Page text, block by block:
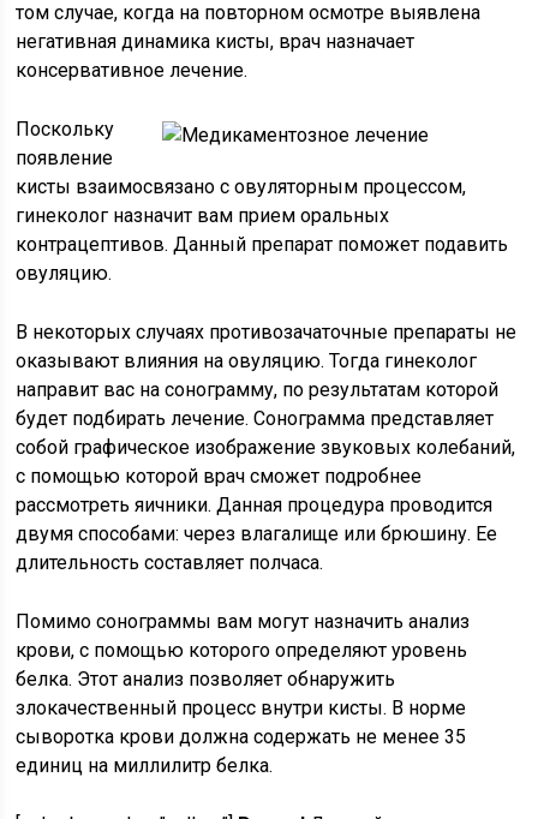
том случае, когда на повторном осмотре выявлена
негативная динамика кисты, врач назначает
консервативное лечение.
Поскольку
появление
кисты взаимосвязано с овуляторным процессом,
гинеколог назначит вам прием оральных
контрацептивов. Данный препарат поможет подавить
овуляцию.
В некоторых случаях противозачаточные препараты не
оказывают влияния на овуляцию. Тогда гинеколог
направит вас на сонограмму, по результатам которой
будет подбирать лечение. Сонограмма представляет
собой графическое изображение звуковых колебаний,
с помощью которой врач сможет подробнее
рассмотреть яичники. Данная процедура проводится
двумя способами: через влагалище или брюшину. Ее
длительность составляет полчаса.
Помимо сонограммы вам могут назначить анализ
крови, с помощью которого определяют уровень
белка. Этот анализ позволяет обнаружить
злокачественный процесс внутри кисты. В норме
сыворотка крови должна содержать не менее 35
единиц на миллилитр белка.